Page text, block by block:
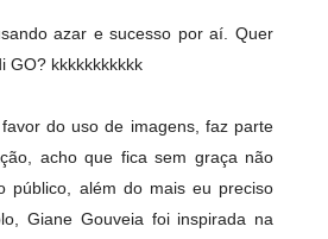
azar e sucesso por aí. Quer
GO? kkkkkkkkkkk
do uso de imagens, faz parte
acho que fica sem graça não
público, além do mais eu preciso
Giane Gouveia foi inspirada na